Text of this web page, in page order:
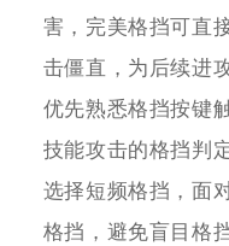
害，完美格挡可直
击僵直，为后续进
优先熟悉格挡按键
技能攻击的格挡判
选择短频格挡，面
格挡，避免盲目格